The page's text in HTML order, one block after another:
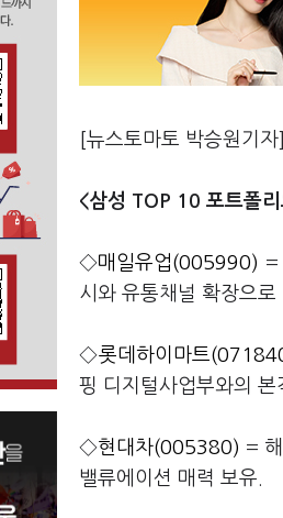
[뉴스토마토 박승원기
<삼성 TOP 10 포트폴
◇매일유업(005990) =
시와 유통채널 확장으로
◇롯데하이마트
핑 디지털사업부와의 본
◇현대차(005380) =
밸류에이션 매력 보유.